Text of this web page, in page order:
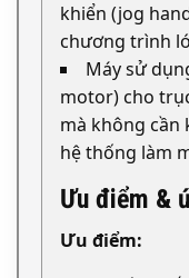
khiển (jog
chương trình
Máy sử
motor) cho
mà không cần
hệ thống làm
Ưu điểm &
Ưu điểm: